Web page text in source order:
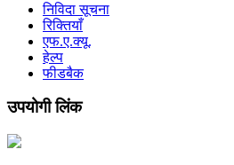
निविदा सूचना
रिक्तियाँ
एफ.ए.क्यू.
हेल्प
फीडबैक
उपयोगी लिंक